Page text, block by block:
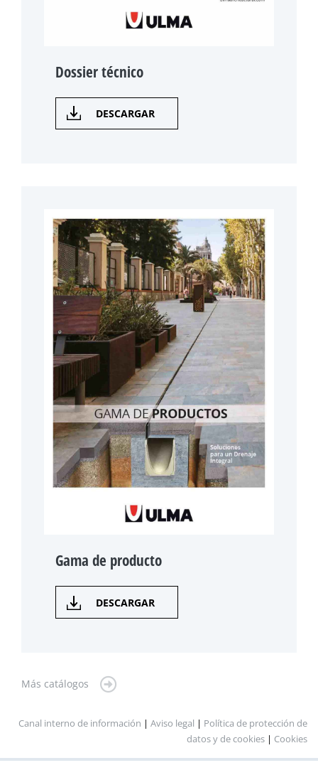
Dossier técnico
DESCARGAR
Gama de producto
DESCARGAR
Más catálogos
Canal interno de información | Aviso legal | Política de protección de
datos y de cookies | Cookies